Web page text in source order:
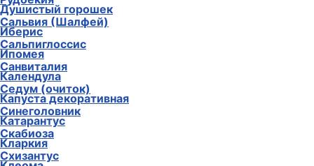
Сальвия (Шалфей)
Сальпиглоссис
Санвиталия
Седум (очиток)
Синеголовник
Скабиоза
Схизантус
Душистый горошек
Иберис
Ипомея
Календула
Капуста декоративная
Катарантус
Кларкия